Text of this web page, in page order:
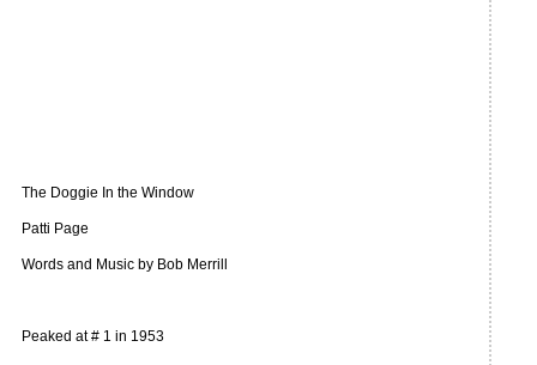
The Doggie In the Window
Patti Page
Words and Music by Bob Merrill
Peaked at # 1 in 1953